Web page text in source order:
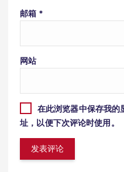
邮箱 *
网站
在此浏览器中保存我的
址，以便下次评论时使用。